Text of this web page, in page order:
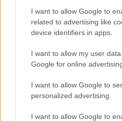
I want to allow Google to
related to advertising like
device identifiers in apps.
I want to allow my user
Google for online
I want to allow Google to
personalized advertising.
I want to allow Google to
Paris Saint-